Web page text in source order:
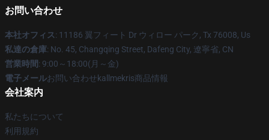
お問い合わせ
本社オフィス: 11186 翼フィート Dr ウィロー パーク, Tx 76008, Us
私達の倉庫: No. 45, Changqing Street, Dafeng City, 遼寧省, CN
営業時間: 9:00～18:00(月～金)
電子メールお問い合わせkallmekris商品情報
会社案内
私たちについて
利用規約